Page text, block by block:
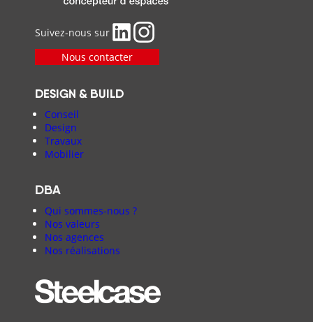
Suivez-nous sur
Nous contacter
DESIGN & BUILD
Conseil
Design
Travaux
Mobilier
DBA
Qui sommes-nous ?
Nos valeurs
Nos agences
Nos réalisations